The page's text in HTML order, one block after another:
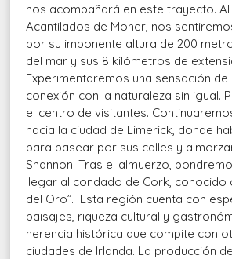
nos acompañará en este trayecto.
Acantilados de Moher, nos
por su imponente altura de 200
del mar y sus 8 kilómetros de
Experimentaremos una sensación de
conexión con la naturaleza sin igual.
el centro de visitantes.
hacia la ciudad de Limerick, donde
para pasear por sus calles y
Shannon. Tras el almuerzo,
llegar al condado de Cork, conocido
del Oro”. Esta región cuenta con
paisajes, riqueza cultural y
herencia histórica que compite con
ciudades de Irlanda. La producción